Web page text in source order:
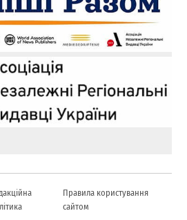
Правила користування
сайтом